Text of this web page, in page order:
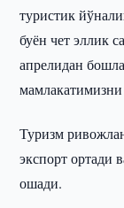
туристик
буён чет эллик
апрелидан
Туризм
экспорт ортади
ошади.